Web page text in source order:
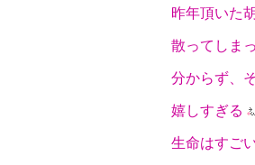
昨年頂いた
散ってしま
分からず、
嬉しすぎる
生命はすご